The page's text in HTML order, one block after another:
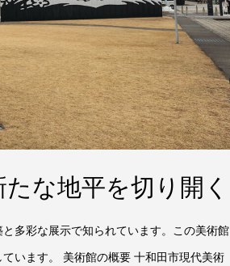
な地平を切り開く
多彩な展示で知られています。この美術館
います。 美術館の概要 十和田市現代美術